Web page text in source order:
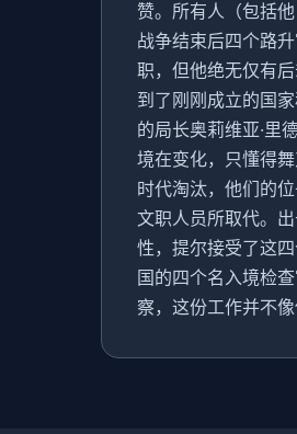
赞。所有人（包括
战争结束后四个路
职，但他绝无仅有
到了刚刚成立的国
的局长奥莉维亚·里
境在变化，只懂得
时代淘汰，他们的
文职人员所取代。
性，提尔接受了这
国的四个名入境检
察，这份工作并不